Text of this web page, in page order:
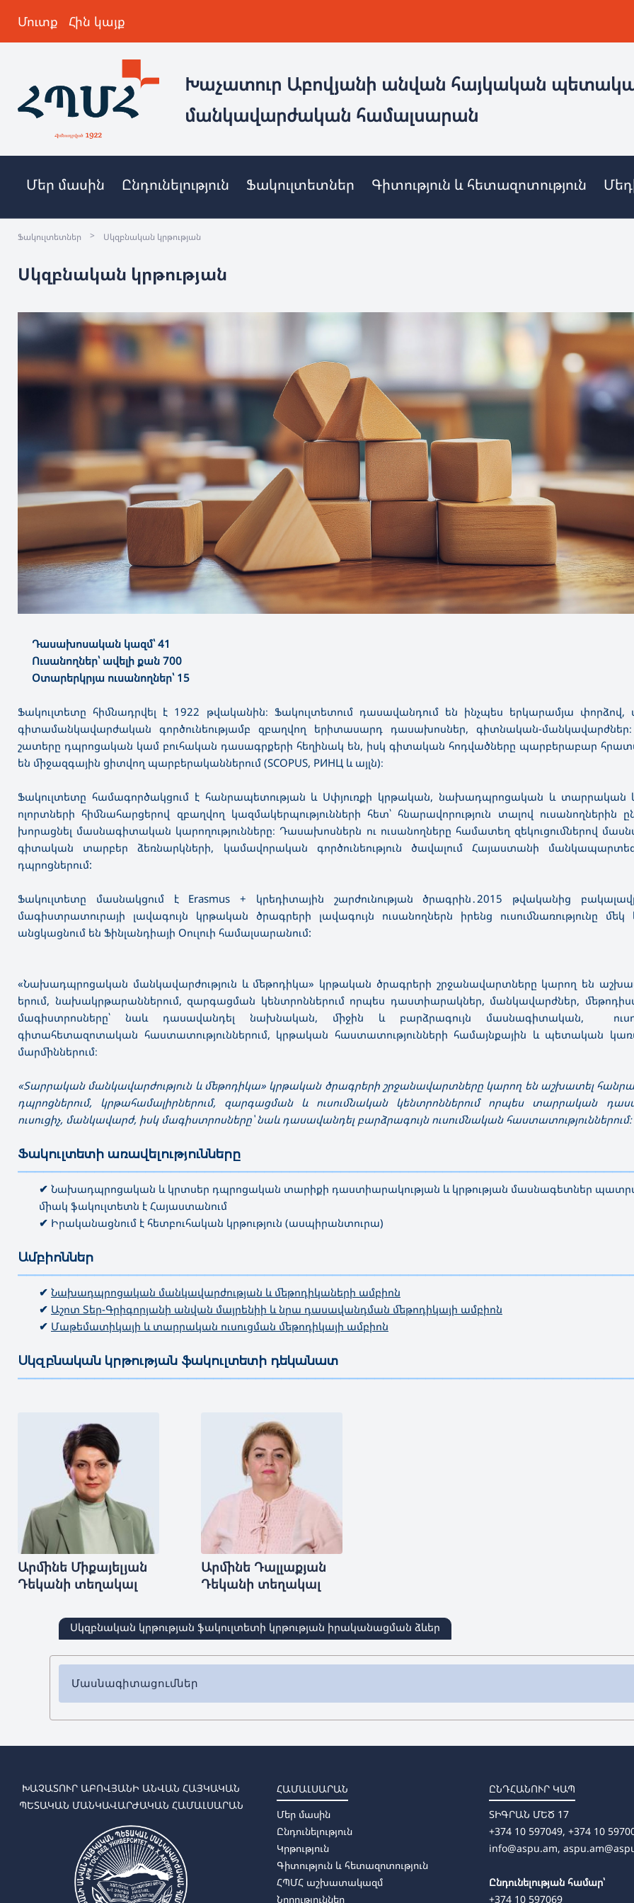
Մուտք Հին կայք
Խաչատուր Աբովյանի անվան հայկական
մանկավարժական համալսարան
Մեր մասին Ընդունելություն Ֆակուլտետներ Գիտություն և հետազոտություն
Ֆակուլտետներ > Սկզբնական կրթության
Սկզբնական կրթության
Դասախոսական կազմ՝ 41
Ուսանողներ՝ ավելի քան 700
Օտարերկրյա ուսանողներ՝ 15
Ֆակուլտետը հիմնադրվել է 1922 թվականին։ Ֆակուլտետում դասավանդում են ինչպես երկարամյա փորձով,
գիտամանկավարժական գործունեությամբ զբաղվող երիտասարդ դասախոսներ, գիտնական-
շատերը դպրոցական կամ բուհական դասագրքերի հեղինակ են, իսկ գիտական հոդվածները պարբերաբար
են միջազգային ցիտվող պարբերականներում (SCOPUS, РИНЦ և այլն)։
Ֆակուլտետը համագործակցում է հանրապետության և Սփյուռքի կրթական, նախադպրոցական և տարրական
ոլորտների հիմնահարցերով զբաղվող կազմակերպությունների հետ՝ հնարավորություն տալով ուսանողներին
խորացնել մասնագիտական կարողությունները։ Դասախոսներն ու ուսանողները համատեղ զեկուցումներով
գիտական տարբեր ձեռնարկների, կամավորական գործունեություն ծավալում Հայաստանի
դպրոցներում:
Ֆակուլտետը մասնակցում է Erasmus + կրեդիտային շարժունության ծրագրին․2015 թվականից
մագիստրատուրայի լավագույն կրթական ծրագրերի լավագույն ուսանողներն իրենց ուսումնառությունը մեկ
անցկացնում են Ֆինլանդիայի Օուլուի համալսարանում:
«Նախադպրոցական մանկավարժություն և մեթոդիկա» կրթական ծրագրերի շրջանավարտները կարող են
երում, նախակրթարաններում, զարգացման կենտրոններում որպես դաստիարակներ, մանկավարժներ,
մագիստրոսները՝ նաև դասավանդել նախնական, միջին և բարձրագույն մասնագիտական,
գիտահետազոտական հաստատություններում, կրթական հաստատությունների համայնքային և պետական
մարմիններում։
«Տարրական մանկավարժություն և մեթոդիկա» կրթական ծրագրերի շրջանավարտները կարող են աշխատել
դպրոցներում, կրթահամալիրներում, զարգացման և ուսումնական կենտրոններում որպես տարրական
ուսուցիչ, մանկավարժ, իսկ մագիստրոսները՝ նաև դասավանդել բարձրագույն ուսումնական հաստատություններում։
Ֆակուլտետի առավելությունները
————————————————————————————————————————————————————
✔ Նախադպրոցական և կրտսեր դպրոցական տարիքի դաստիարակության և կրթության մասնագետներ
միակ ֆակուլտետն է Հայաստանում
✔ Իրականացնում է հետբուհական կրթություն (ասպիրանտուրա)
Ամբիոններ
————————————————————————————————————————————————————
✔ Նախադպրոցական մանկավարժության և մեթոդիկաների ամբիոն
✔ Աշոտ Տեր-Գրիգորյանի անվան մայրենիի և նրա դասավանդման մեթոդիկայի ամբիոն
✔ Մաթեմատիկայի և տարրական ուսուցման մեթոդիկայի ամբիոն
Սկզբնական կրթության ֆակուլտետի դեկանատ
————————————————————————————————————————————————————————————————————————
Արմինե Միքայելյան
Դեկանի տեղակալ
Արմինե Դալլաքյան
Դեկանի տեղակալ
Սկզբնական կրթության ֆակուլտետի կրթության իրականացման ձևեր
Մասնագիտացումներ
✔ Բակալավրիատ
✔ Մագիստրատուրա
➜ Տարրական մանկավարժություն և մեթոդիկա (առկա, հեռակա)
Նախադպրոցական մանկավարժություն և մեթոդիկա (առկա, հեռակա)
ԽԱՉԱՏՈՒՐ ԱԲՈՎՅԱՆԻ ԱՆՎԱՆ ՀԱՅԿԱԿԱՆ
ՊԵՏԱԿԱՆ ՄԱՆԿԱՎԱՐԺԱԿԱՆ ՀԱՄԱԼՍԱՐԱՆ
ՀԱՄԱԼՍԱՐԱՆ
Մեր մասին
Ընդունելություն
Կրթություն
Գիտություն և հետազոտություն
ՀՊՄՀ աշխատակազմ
Նորություններ
ԸՆԴՀԱՆՈՒՐ ԿԱՊ
ՏԻԳՐԱՆ ՄԵԾ 17
+374 10 597049, +374 10
info@aspu.am,
Ընդունելության համար՝
+374 10 597069